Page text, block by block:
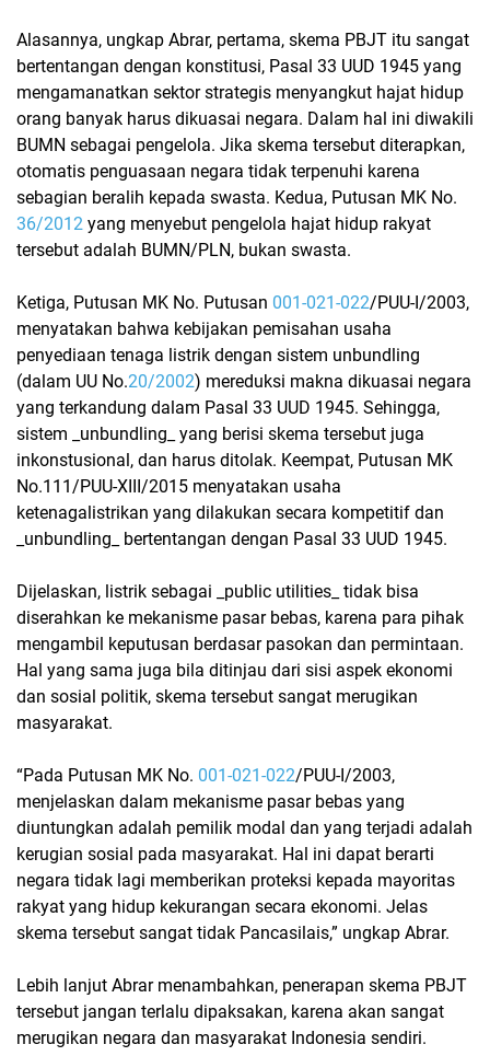
Alasannya, ungkap Abrar, pertama, skema PBJT itu sangat
bertentangan dengan konstitusi, Pasal 33 UUD 1945 yang
mengamanatkan sektor strategis menyangkut hajat hidup
orang banyak harus dikuasai negara. Dalam hal ini diwakili
BUMN sebagai pengelola. Jika skema tersebut diterapkan,
otomatis penguasaan negara tidak terpenuhi karena
sebagian beralih kepada swasta. Kedua, Putusan MK No.
36/2012 yang menyebut pengelola hajat hidup rakyat
tersebut adalah BUMN/PLN, bukan swasta.
Ketiga, Putusan MK No. Putusan 001-021-022/PUU-I/2003,
menyatakan bahwa kebijakan pemisahan usaha
penyediaan tenaga listrik dengan sistem unbundling
(dalam UU No.20/2002) mereduksi makna dikuasai negara
yang terkandung dalam Pasal 33 UUD 1945. Sehingga,
sistem _unbundling_ yang berisi skema tersebut juga
inkonstusional, dan harus ditolak. Keempat, Putusan MK
No.111/PUU-XIII/2015 menyatakan usaha
ketenagalistrikan yang dilakukan secara kompetitif dan
_unbundling_ bertentangan dengan Pasal 33 UUD 1945.
Dijelaskan, listrik sebagai _public utilities_ tidak bisa
diserahkan ke mekanisme pasar bebas, karena para pihak
mengambil keputusan berdasar pasokan dan permintaan.
Hal yang sama juga bila ditinjau dari sisi aspek ekonomi
dan sosial politik, skema tersebut sangat merugikan
masyarakat.
“Pada Putusan MK No. 001-021-022/PUU-I/2003,
menjelaskan dalam mekanisme pasar bebas yang
diuntungkan adalah pemilik modal dan yang terjadi adalah
kerugian sosial pada masyarakat. Hal ini dapat berarti
negara tidak lagi memberikan proteksi kepada mayoritas
rakyat yang hidup kekurangan secara ekonomi. Jelas
skema tersebut sangat tidak Pancasilais,” ungkap Abrar.
Lebih lanjut Abrar menambahkan, penerapan skema PBJT
tersebut jangan terlalu dipaksakan, karena akan sangat
merugikan negara dan masyarakat Indonesia sendiri.